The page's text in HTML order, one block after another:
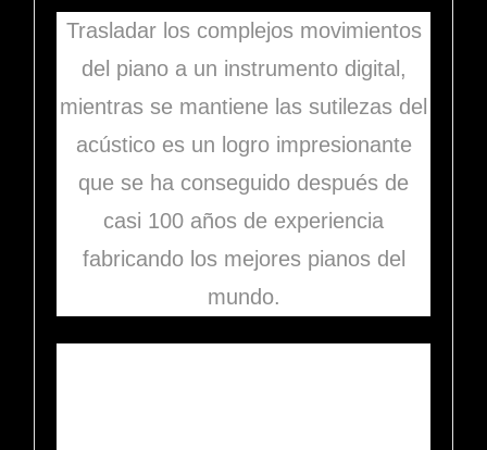
Trasladar los complejos movimientos
del piano a un instrumento digital,
mientras se mantiene las sutilezas del
acústico es un logro impresionante
que se ha conseguido después de
casi 100 años de experiencia
fabricando los mejores pianos del
mundo.